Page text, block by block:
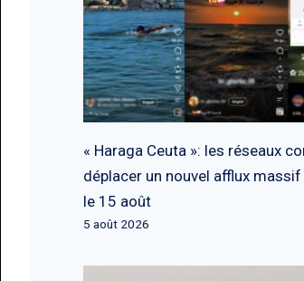
« Haraga Ceuta »: les réseaux
déplacer un nouvel afflux
le 15 août
5 août 2026